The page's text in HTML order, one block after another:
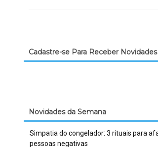
Cadastre-se Para Receber Novidades
Novidades da Semana
Simpatia do congelador: 3 rituais para
pessoas negativas